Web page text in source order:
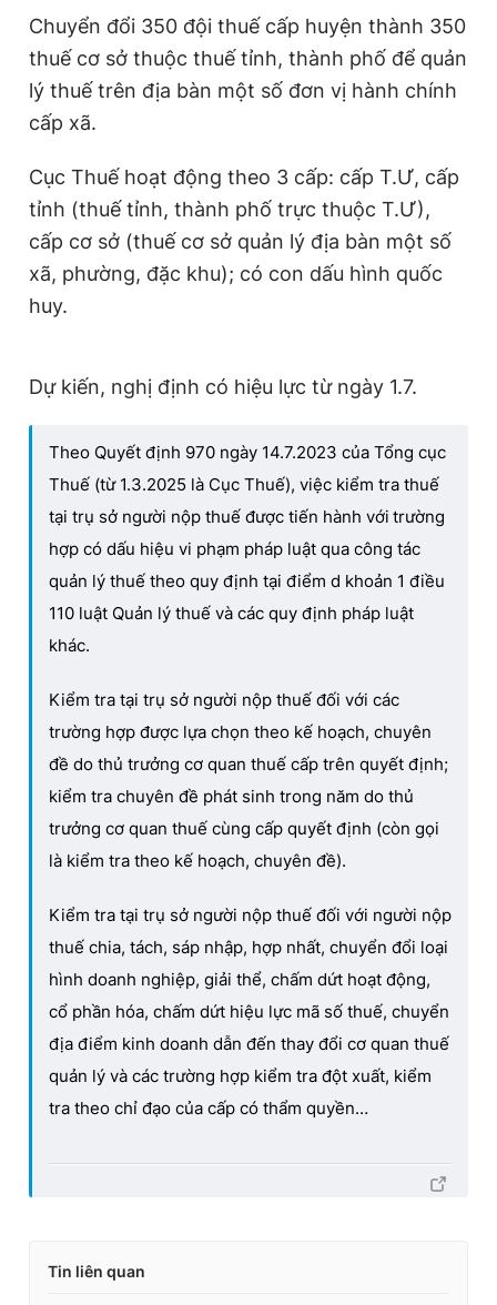
Chuyển đổi 350 đội thuế cấp huyện thành 350
thuế cơ sở thuộc thuế tỉnh, thành phố để quản
lý thuế trên địa bàn một số đơn vị hành chính
cấp xã.
Cục Thuế hoạt động theo 3 cấp: cấp T.Ư, cấp
tỉnh (thuế tỉnh, thành phố trực thuộc T.Ư),
cấp cơ sở (thuế cơ sở quản lý địa bàn một số
xã, phường, đặc khu); có con dấu hình quốc
huy.
Dự kiến, nghị định có hiệu lực từ ngày 1.7.
Theo Quyết định 970 ngày 14.7.2023 của Tổng cục
Thuế (từ 1.3.2025 là Cục Thuế), việc kiểm tra thuế
tại trụ sở người nộp thuế được tiến hành với trường
hợp có dấu hiệu vi phạm pháp luật qua công tác
quản lý thuế theo quy định tại điểm d khoản 1 điều
110 luật Quản lý thuế và các quy định pháp luật
khác.
Kiểm tra tại trụ sở người nộp thuế đối với các
trường hợp được lựa chọn theo kế hoạch, chuyên
đề do thủ trưởng cơ quan thuế cấp trên quyết định;
kiểm tra chuyên đề phát sinh trong năm do thủ
trưởng cơ quan thuế cùng cấp quyết định (còn gọi
là kiểm tra theo kế hoạch, chuyên đề).
Kiểm tra tại trụ sở người nộp thuế đối với người nộp
thuế chia, tách, sáp nhập, hợp nhất, chuyển đổi loại
hình doanh nghiệp, giải thể, chấm dứt hoạt động,
cổ phần hóa, chấm dứt hiệu lực mã số thuế, chuyển
địa điểm kinh doanh dẫn đến thay đổi cơ quan thuế
quản lý và các trường hợp kiểm tra đột xuất, kiểm
tra theo chỉ đạo của cấp có thẩm quyền…
Tin liên quan